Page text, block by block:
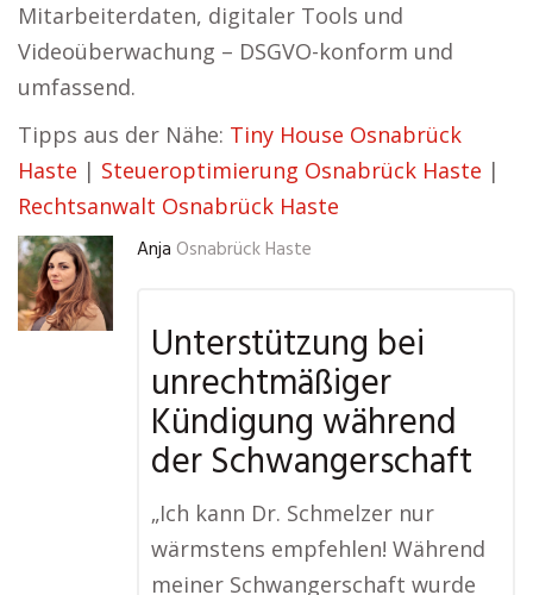
Mitarbeiterdaten, digitaler Tools und
Videoüberwachung – DSGVO-konform und
umfassend.
Tipps aus der Nähe: Tiny House Osnabrück
Haste | Steueroptimierung Osnabrück Haste |
Rechtsanwalt Osnabrück Haste
Anja Osnabrück Haste
Unterstützung bei
unrechtmäßiger
Kündigung während
der Schwangerschaft
„Ich kann Dr. Schmelzer nur
wärmstens empfehlen! Während
meiner Schwangerschaft wurde